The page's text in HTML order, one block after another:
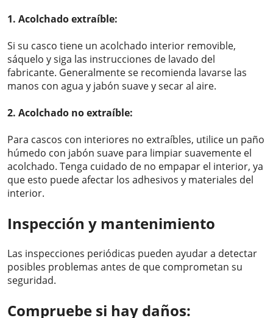
1. Acolchado extraíble:
Si su casco tiene un acolchado interior removible,
sáquelo y siga las instrucciones de lavado del
fabricante. Generalmente se recomienda lavarse las
manos con agua y jabón suave y secar al aire.
2. Acolchado no extraíble:
Para cascos con interiores no extraíbles, utilice un paño
húmedo con jabón suave para limpiar suavemente el
acolchado. Tenga cuidado de no empapar el interior, ya
que esto puede afectar los adhesivos y materiales del
interior.
Inspección y mantenimiento
Las inspecciones periódicas pueden ayudar a detectar
posibles problemas antes de que comprometan su
seguridad.
Compruebe si hay daños: